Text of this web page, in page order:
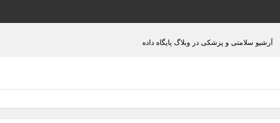
آرشیو سلامتی و پزشکی در وبلاگ پایگاه داده